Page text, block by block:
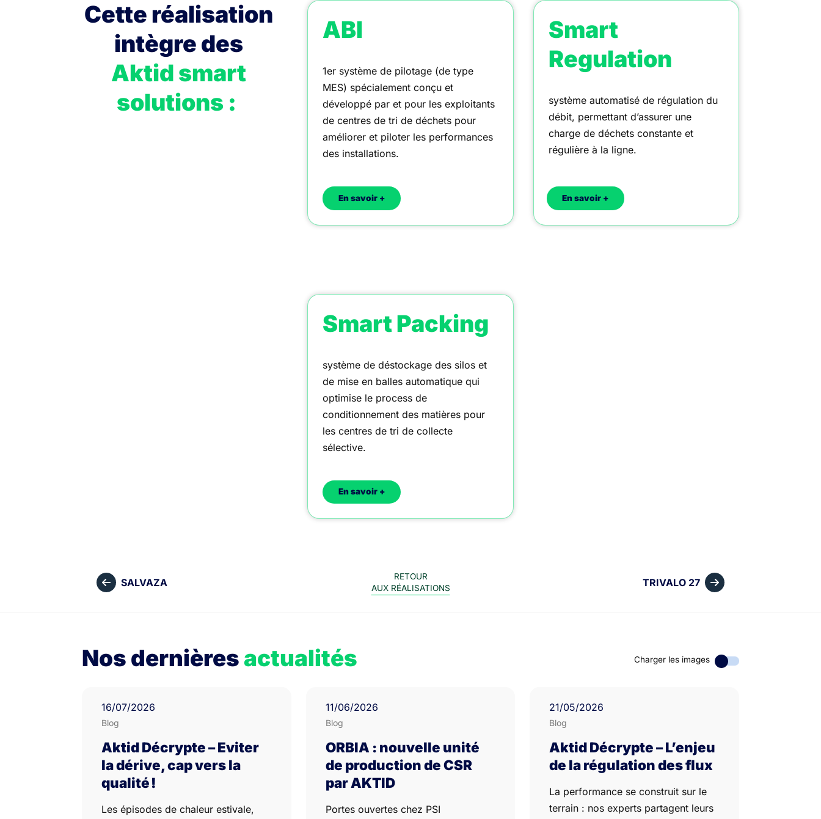
Cette réalisation
intègre des
Aktid smart
solutions :
ABI
1er système de pilotage (de type
MES) spécialement conçu et
développé par et pour les exploitants
de centres de tri de déchets pour
améliorer et piloter les performances
des installations.
En savoir +
Smart
Regulation
système automatisé de régulation du
débit, permettant d’assurer une
charge de déchets constante et
régulière à la ligne.
En savoir +
Smart Packing
système de déstockage des silos et
de mise en balles automatique qui
optimise le process de
conditionnement des matières pour
les centres de tri de collecte
sélective.
En savoir +
SALVAZA
RETOUR
AUX RÉALISATIONS
TRIVALO 27
Nos dernières actualités Charger les images
16/07/2026
Blog
Aktid Décrypte – Eviter
la dérive, cap vers la
qualité !
Les épisodes de chaleur estivale,
11/06/2026
Blog
ORBIA : nouvelle unité
de production de CSR
par AKTID
Portes ouvertes chez PSI
21/05/2026
Blog
Aktid Décrypte – L’enjeu
de la régulation des flux
La performance se construit sur le
terrain : nos experts partagent leurs